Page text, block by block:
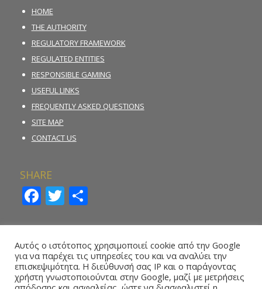
HOME
THE AUTHORITY
REGULATORY FRAMEWORK
REGULATED ENTITIES
RESPONSIBLE GAMING
USEFUL LINKS
FREQUENTLY ASKED QUESTIONS
SITE MAP
CONTACT US
SHARE
Facebook
Twitter
Share
REPORT ILLEGAL GAMBLING ACTIVITY
ONLINE REPORTING FORM – WHISTLEBLOWING
Αυτός ο ιστότοπος χρησιμοποιεί cookie από την Google
για να παρέχει τις υπηρεσίες του και να αναλύει την
επισκεψιμότητα. Η διεύθυνσή σας IP και ο παράγοντας
χρήστη γνωστοποιούνται στην Google, μαζί με μετρήσεις